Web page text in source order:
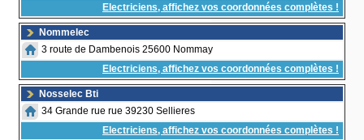
Electriciens, affichez vos coordonnées complètes !
Nommelec
3 route de Dambenois 25600 Nommay
Electriciens, affichez vos coordonnées complètes !
Nosselec Bti
34 Grande rue rue 39230 Sellieres
Electriciens, affichez vos coordonnées complètes !